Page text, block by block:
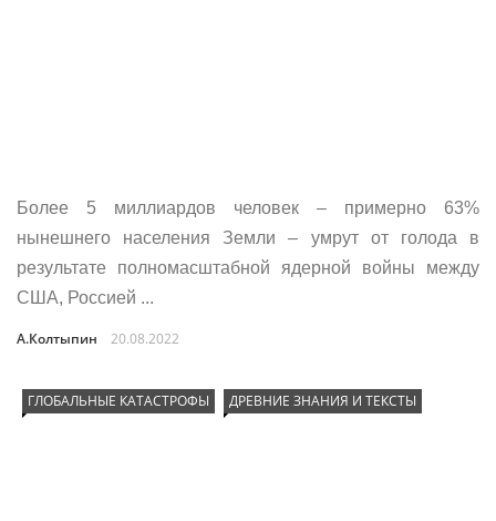
Более 5 миллиардов человек – примерно 63%
нынешнего населения Земли – умрут от голода в
результате полномасштабной ядерной войны между
США, Россией ...
А.Колтыпин 20.08.2022
ГЛОБАЛЬНЫЕ КАТАСТРОФЫ ДРЕВНИЕ ЗНАНИЯ И ТЕКСТЫ